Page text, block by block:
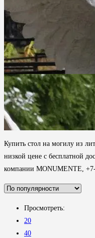
Купить стол на могилу из
низкой цене с бесплатной
компании MONUMENTE,
Просмотреть:
20
40